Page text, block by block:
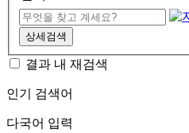
상세검색
결과 내 재검색
인기 검색어
다국어 입력